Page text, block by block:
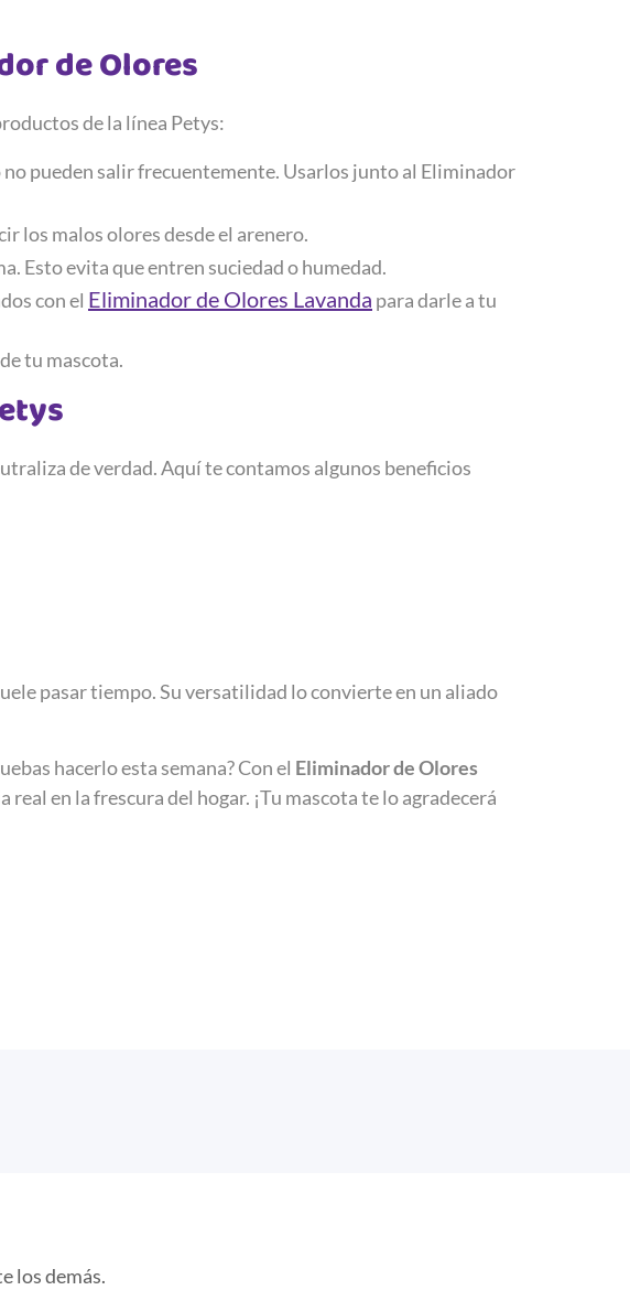
de Olores
de la línea Petys:
pueden salir frecuentemente. Usarlos junto al Eliminador
los malos olores desde el arenero.
Esto evita que entren suciedad o humedad.
con el Eliminador de Olores Lavanda para darle a tu
tu mascota.
de verdad. Aquí te contamos algunos beneficios
pasar tiempo. Su versatilidad lo convierte en un aliado
hacerlo esta semana? Con el Eliminador de Olores
en la frescura del hogar. ¡Tu mascota te lo agradecerá
los demás.